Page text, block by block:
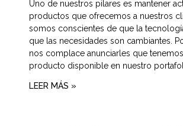
Uno de nuestros pilares es mantener
productos que ofrecemos a nuestros
somos conscientes de que la
que las necesidades son cambiantes.
nos complace anunciarles que
producto disponible en nuestro
LEER MÁS »